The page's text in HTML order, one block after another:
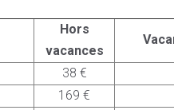
Hors
vacances
38 €
169 €